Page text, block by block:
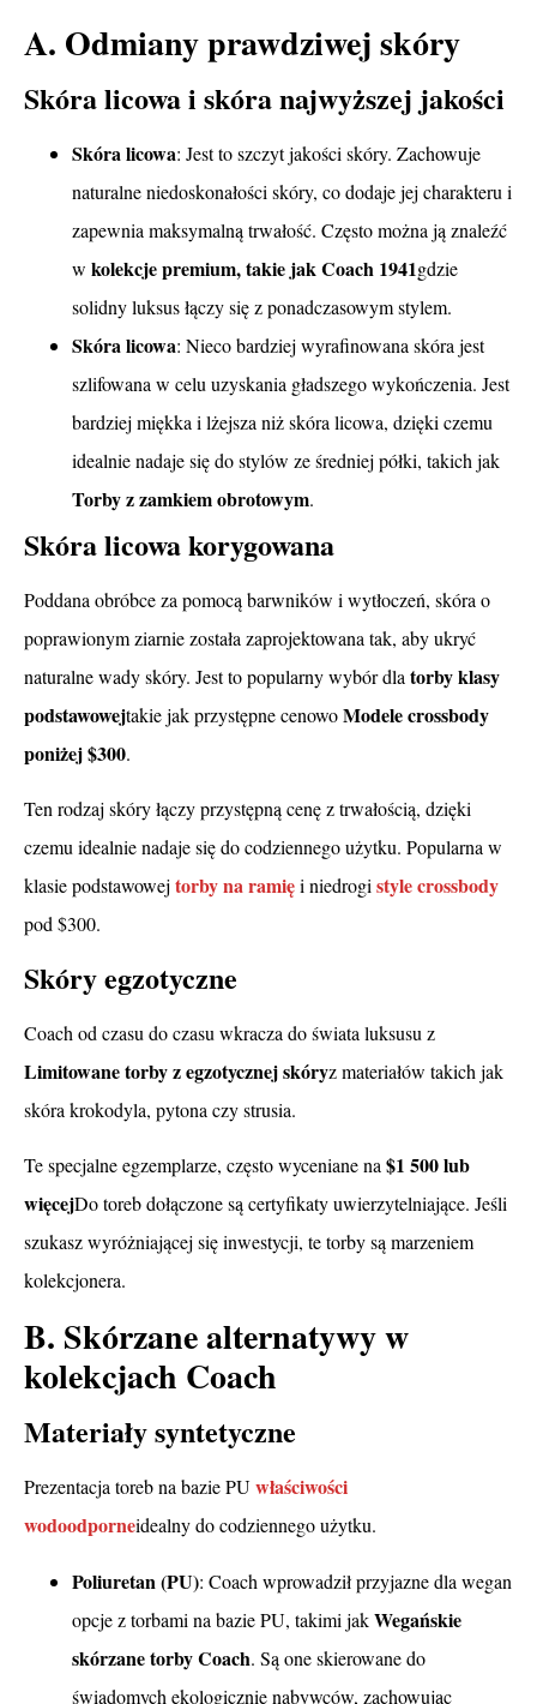
A. Odmiany prawdziwej skóry
Skóra licowa i skóra najwyższej jakości
Skóra licowa: Jest to szczyt jakości skóry. Zachowuje
naturalne niedoskonałości skóry, co dodaje jej charakteru i
zapewnia maksymalną trwałość. Często można ją znaleźć
w kolekcje premium, takie jak Coach 1941gdzie
solidny luksus łączy się z ponadczasowym stylem.
Skóra licowa: Nieco bardziej wyrafinowana skóra jest
szlifowana w celu uzyskania gładszego wykończenia. Jest
bardziej miękka i lżejsza niż skóra licowa, dzięki czemu
idealnie nadaje się do stylów ze średniej półki, takich jak
Torby z zamkiem obrotowym.
Skóra licowa korygowana
Poddana obróbce za pomocą barwników i wytłoczeń, skóra o
poprawionym ziarnie została zaprojektowana tak, aby ukryć
naturalne wady skóry. Jest to popularny wybór dla torby klasy
podstawowejtakie jak przystępne cenowoModele crossbody
poniżej $300.
Ten rodzaj skóry łączy przystępną cenę z trwałością, dzięki
czemu idealnie nadaje się do codziennego użytku. Popularna w
klasie podstawowej torby na ramięi niedrogi style crossbody
pod $300.
Skóry egzotyczne
Coach od czasu do czasu wkracza do świata luksusu z
Limitowane torby z egzotycznej skóryz materiałów takich jak
skóra krokodyla, pytona czy strusia.
Te specjalne egzemplarze, często wyceniane na $1 500 lub
więcejDo toreb dołączone są certyfikaty uwierzytelniające. Jeśli
szukasz wyróżniającej się inwestycji, te torby są marzeniem
kolekcjonera.
B. Skórzane alternatywy w
kolekcjach Coach
Materiały syntetyczne
Prezentacja toreb na bazie PUwłaściwości
wodoodporneidealny do codziennego użytku.
Poliuretan (PU): Coach wprowadził przyjazne dla wegan
opcje z torbami na bazie PU, takimi jakWegańskie
skórzane torby Coach. Są one skierowane do
świadomych ekologicznie nabywców, zachowując